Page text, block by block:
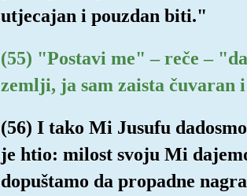
utjecajan i pouzdan biti."
(55) "Postavi me" – reče –
zemlji, ja sam zaista čuvaran
(56) I tako Mi Jusufu
je htio: milost svoju Mi
dopuštamo da propadne